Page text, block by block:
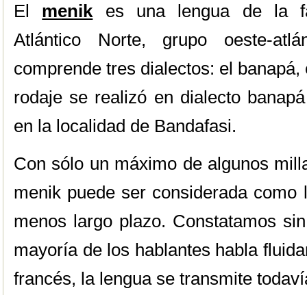
El menikes una lengua de la
Atlántico Norte, grupo oeste-
comprende tres dialectos: el
rodaje se realizó en dialecto
en la localidad de Bandafasi.
Con sólo un máximo de algunos
menik puede ser considerada
menos largo plazo. Constatamos
mayoría de los hablantes habla
francés, la lengua se transmite